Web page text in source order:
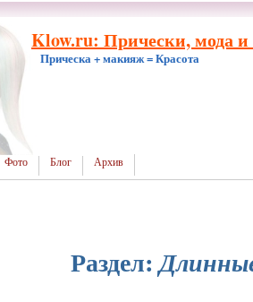
Klow.ru: Прически, мода и
Прическа + макияж = Красота
Фото Блог Архив
Раздел: